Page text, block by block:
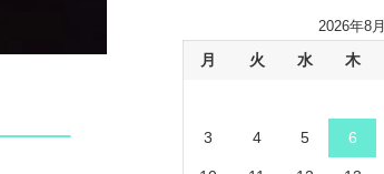
2026年8月
月 火 水 木
3 4 5 6